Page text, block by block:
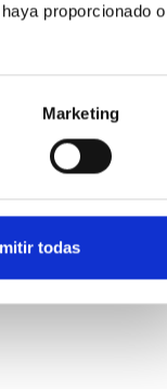
proporcionado o
Marketing
todas